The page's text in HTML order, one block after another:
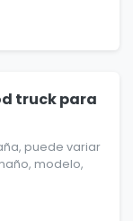
truck para
puede variar
modelo,